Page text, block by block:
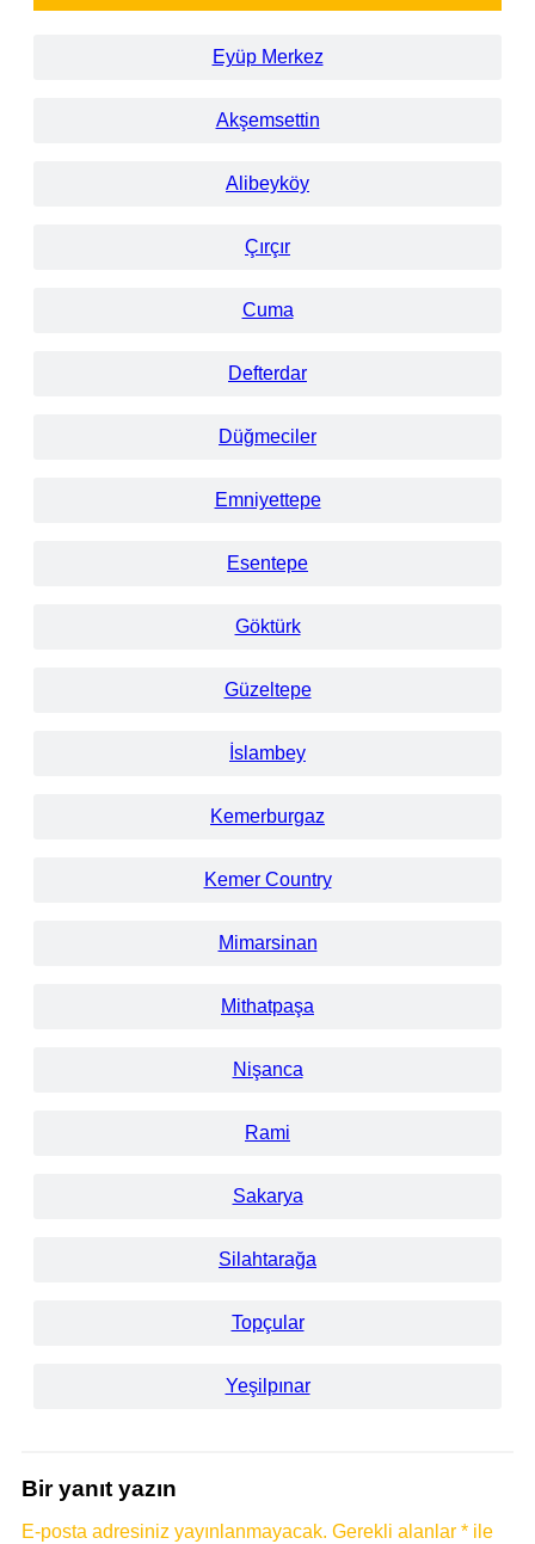
Eyüp Merkez
Akşemsettin
Alibeyköy
Çırçır
Cuma
Defterdar
Düğmeciler
Emniyettepe
Esentepe
Göktürk
Güzeltepe
İslambey
Kemerburgaz
Kemer Country
Mimarsinan
Mithatpaşa
Nişanca
Rami
Sakarya
Silahtarağa
Topçular
Yeşilpınar
Bir yanıt yazın
E-posta adresiniz yayınlanmayacak. Gerekli alanlar * ile